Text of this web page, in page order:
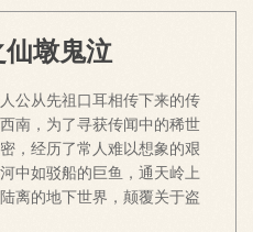
墩鬼泣
公从先祖口耳相传下来的传
南，为了寻获传闻中的稀世
，经历了常人难以想象的艰
中如驳船的巨鱼，通天岭上
离的地下世界，颠覆关于盗